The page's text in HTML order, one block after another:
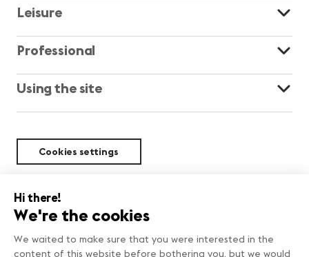
Leisure
Professional
Using the site
Cookies settings
Sustainability